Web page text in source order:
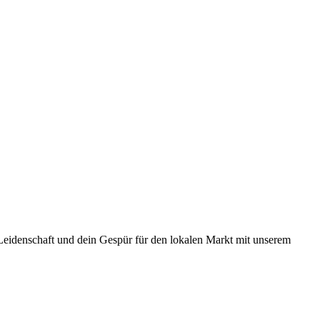
und dein Gespür für den lokalen Markt mit unserem